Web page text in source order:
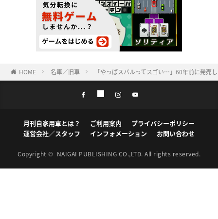
HOME 名車／旧車 「やっぱスバルってスゴい…」60年前に発売
月刊自家用車とは？ ご利用案内
プライバシーポリシー
運営会社／スタッフ
インフォメーション お問い合わせ
Copyright © NAIGAI PUBLISHING CO.,LTD. All rights reserved.